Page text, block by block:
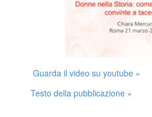
Guarda il video su youtube »
Testo della pubblicazione »